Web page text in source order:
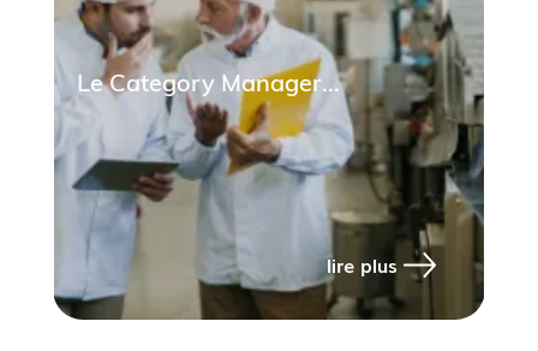
Le Category Manager...
lire plus